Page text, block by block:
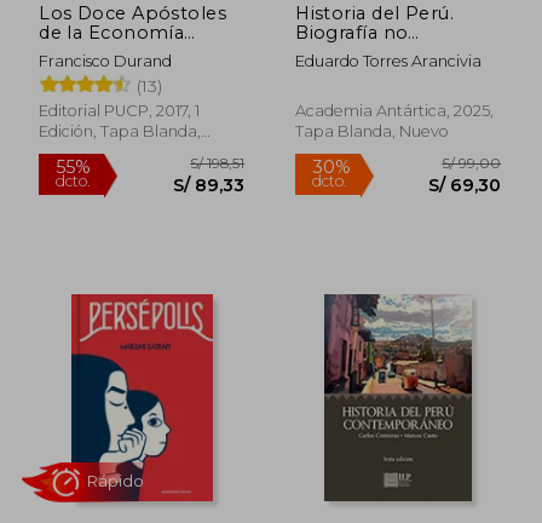
Los Doce Apóstoles
de la Economía
Peruana
Francisco Durand
(13)
Editorial PUCP, 2017, 1
Edición, Tapa Blanda,
Nuevo
Historia del Perú.
Biografía no
autorizada (segunda
edición ilustrada)
Eduardo Torres Arancivia
Academia Antártica, 2025,
Tapa Blanda, Nuevo
30%
dcto.
Rápido